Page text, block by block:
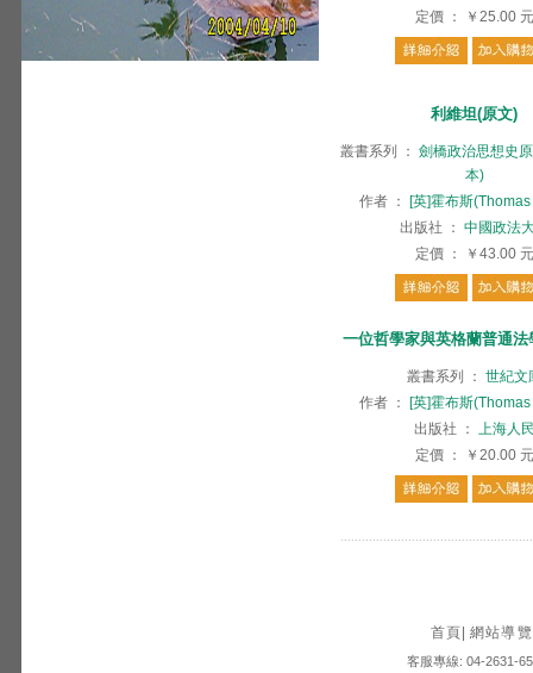
定價 ： ￥25.00 元
利維坦(原文)
叢書系列 ： 劍橋政治思想史
本)
作者 ：
[英]霍布斯
出版社
： 中國政法
定價 ： ￥43.00 元
一位哲學家與英格蘭普通
叢書系列 ： 世紀文
作者 ：
[英]霍布斯
出版社
： 上海人
定價 ： ￥20.00 元
首頁 網站導覽
客服專線: 04-2631-